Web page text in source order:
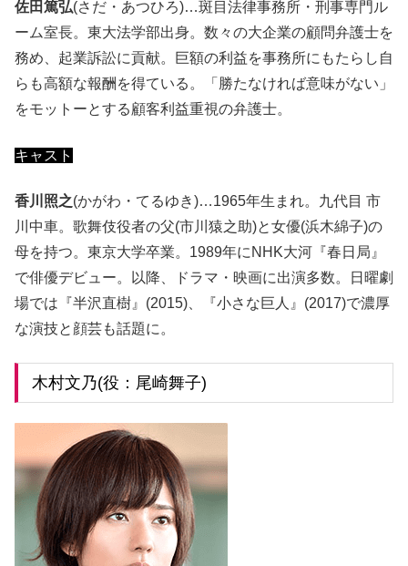
佐田篤弘(さだ・あつひろ)…斑目法律事務所・刑事専門ル
ーム室長。東大法学部出身。数々の大企業の顧問弁護士を
務め、起業訴訟に貢献。巨額の利益を事務所にもたらし自
らも高額な報酬を得ている。「勝たなければ意味がない」
をモットーとする顧客利益重視の弁護士。
キャスト
香川照之(かがわ・てるゆき)…1965年生まれ。九代目 市
川中車。歌舞伎役者の父(市川猿之助)と女優(浜木綿子)の
母を持つ。東京大学卒業。1989年にNHK大河『春日局』
で俳優デビュー。以降、ドラマ・映画に出演多数。日曜劇
場では『半沢直樹』(2015)、『小さな巨人』(2017)で濃厚
な演技と顔芸も話題に。
木村文乃(役：尾崎舞子)